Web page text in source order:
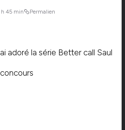
h 45 min Permalien
adoré la série Better call Saul